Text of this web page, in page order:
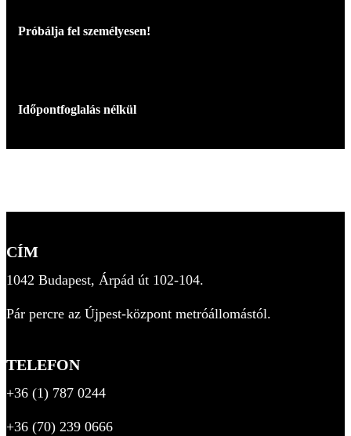
Próbálja fel személyesen!
Időpontfoglalás nélkül
CÍM
1042 Budapest, Árpád út 102-104.
Pár percre az Újpest-központ metróállomástól.
TELEFON
+36 (1) 787 0244
+36 (70) 239 0666